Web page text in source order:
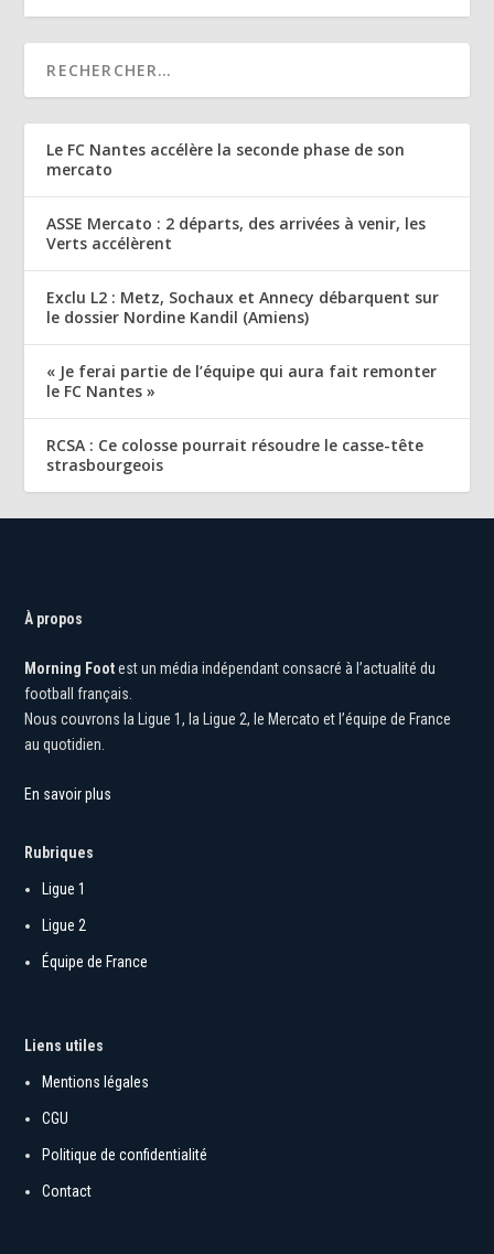
Le FC Nantes accélère la seconde phase de son
mercato
ASSE Mercato : 2 départs, des arrivées à venir, les
Verts accélèrent
Exclu L2 : Metz, Sochaux et Annecy débarquent sur
le dossier Nordine Kandil (Amiens)
« Je ferai partie de l’équipe qui aura fait remonter
le FC Nantes »
RCSA : Ce colosse pourrait résoudre le casse-tête
strasbourgeois
À propos
Morning Footest un média indépendant consacré à l’actualité du
football français.
Nous couvrons la Ligue 1, la Ligue 2, le Mercato et l’équipe de France
au quotidien.
En savoir plus
Rubriques
Ligue 1
Ligue 2
Équipe de France
Liens utiles
Mentions légales
CGU
Politique de confidentialité
Contact